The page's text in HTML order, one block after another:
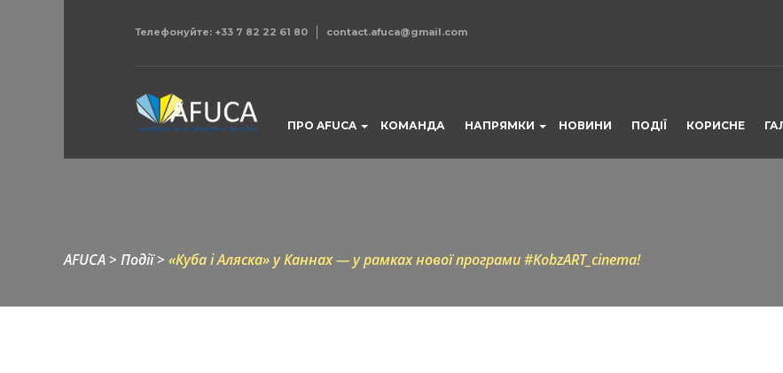
Телефонуйте: +33 7 82 22 61 80 contact.afuca@gmail.com
ПРО AFUCA КОМАНДА НАПРЯМКИ НОВИНИ ПОДІЇ КОРИСНЕ
AFUCA > Події> «Куба і Аляска» у Каннах — у рамках нової програми #KobzART_cinema!